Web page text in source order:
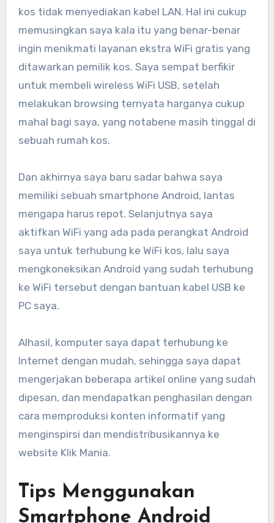
kos tidak menyediakan kabel LAN. Hal ini cukup
memusingkan saya kala itu yang benar-benar
ingin menikmati layanan ekstra WiFi gratis yang
ditawarkan pemilik kos. Saya sempat berfikir
untuk membeli wireless WiFi USB, setelah
melakukan browsing ternyata harganya cukup
mahal bagi saya, yang notabene masih tinggal di
sebuah rumah kos.
Dan akhirnya saya baru sadar bahwa saya
memiliki sebuah smartphone Android, lantas
mengapa harus repot. Selanjutnya saya
aktifkan WiFi yang ada pada perangkat Android
saya untuk terhubung ke WiFi kos, lalu saya
mengkoneksikan Android yang sudah terhubung
ke WiFi tersebut dengan bantuan kabel USB ke
PC saya.
Alhasil, komputer saya dapat terhubung ke
Internet dengan mudah, sehingga saya dapat
mengerjakan beberapa artikel online yang sudah
dipesan, dan mendapatkan penghasilan dengan
cara memproduksi konten informatif yang
menginspirsi dan mendistribusikannya ke
website Klik Mania.
Tips Menggunakan
Smartphone Android